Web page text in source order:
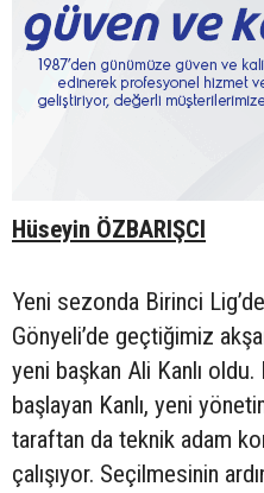
Hüseyin ÖZBARIŞCI
Yeni sezonda Birinci
Gönyeli’de geçtiğimiz
yeni başkan Ali Kanlı
başlayan Kanlı, yeni
taraftan da teknik adam
çalışıyor. Seçilmesinin